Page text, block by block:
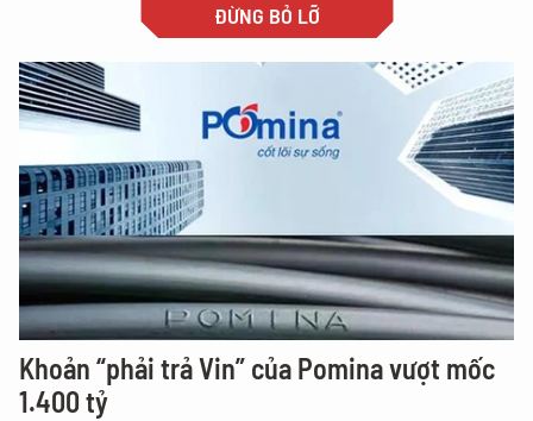
ĐỪNG BỎ LỠ
Khoản “phải trả Vin” của Pomina vượt mốc
1.400 tỷ